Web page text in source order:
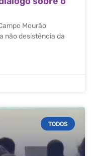
Mourão
não desistência da
TODOS